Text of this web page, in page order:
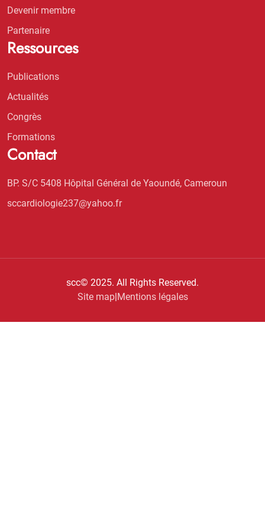
Devenir membre
Partenaire
Ressources
Publications
Actualités
Congrès
Formations
Contact
BP. S/C 5408 Hôpital Général de Yaoundé, Cameroun
sccardiologie237@yahoo.fr
scc© 2025. All Rights Reserved.
Site map|Mentions légales